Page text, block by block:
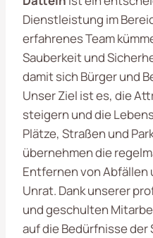
Dienstleistung im
erfahrenes Team
Sauberkeit und
damit sich Bürger und
Unser Ziel ist es, die
steigern und die
Plätze, Straßen und
übernehmen die
Entfernen von Abfällen
Unrat. Dank unserer
und geschulten
auf die Bedürfnisse der